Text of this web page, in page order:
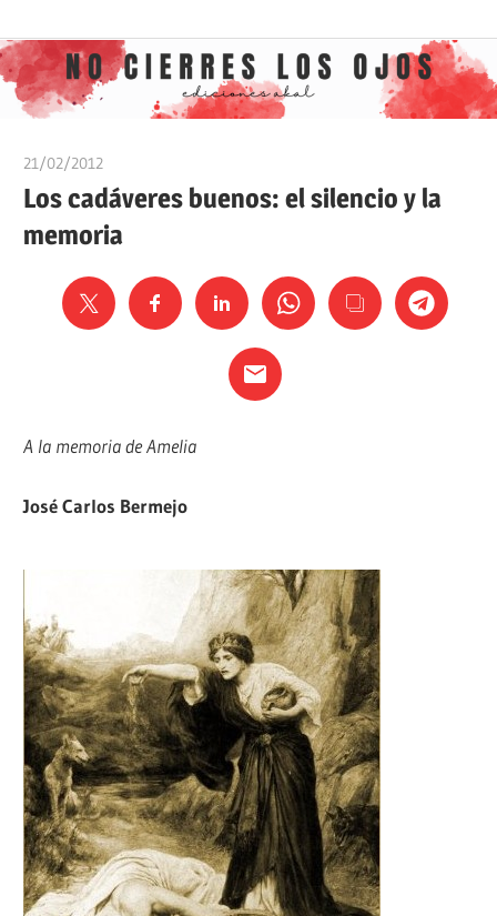
al
contenido
No
cierres
los
Akal
21/02/2012
Los cadáveres buenos: el silencio y la
memoria
A la memoria de Amelia
José Carlos Bermejo